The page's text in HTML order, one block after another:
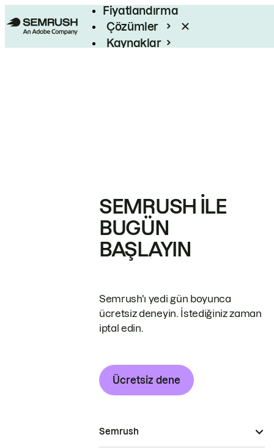
Fiyatlandırma
Çözümler
Kaynaklar
SEMRUSH ILE
BUGÜN
BAŞLAYIN
Semrush'ı yedi gün boyunca
ücretsiz deneyin. İstediğiniz zaman
iptal edin.
Ücretsiz dene
Semrush